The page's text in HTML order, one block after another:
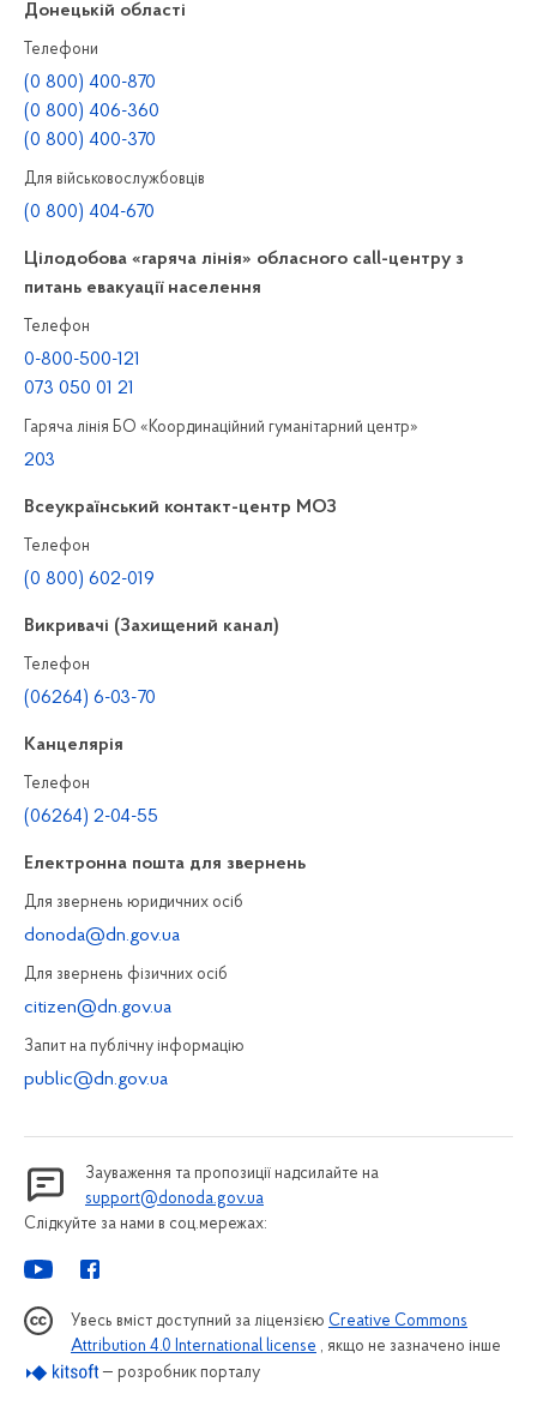
Донецькій області
Телефони
(0 800) 400-870
(0 800) 406-360
(0 800) 400-370
Для військовослужбовців
(0 800) 404-670
Цілодобова «гаряча лінія» обласного call-центру з
питань евакуації населення
Телефон
0-800-500-121
073 050 01 21
Гаряча лінія БО «Координаційний гуманітарний центр»
203
Всеукраїнський контакт-центр МОЗ
Телефон
(0 800) 602-019
Викривачі (Захищений канал)
Телефон
(06264) 6-03-70
Канцелярiя
Телефон
(06264) 2-04-55
Електронна пошта для звернень
Для звернень юридичних осiб
donoda@dn.gov.ua
Для звернень фізичних осiб
citizen@dn.gov.ua
Запит на публiчну інформацiю
public@dn.gov.ua
Зауваження та пропозиції надсилайте на
support@donoda.gov.ua
Слідкуйте за нами в соц.мережах:
Увесь вміст доступний за ліцензією Creative Commons
Attribution 4.0 International license , якщо не зазначено інше
— розробник порталу